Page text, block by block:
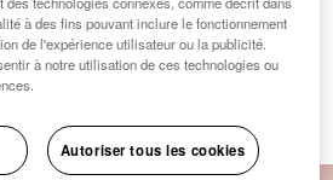
à des fins pouvant inclure le fonctionnement
de l'expérience utilisateur ou la publicité.
à notre utilisation de ces technologies ou
Autoriser tous les cookies